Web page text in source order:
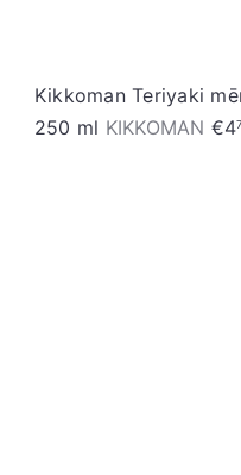
Kikkoman Teriyaki
250 ml KIKKOMAN €4